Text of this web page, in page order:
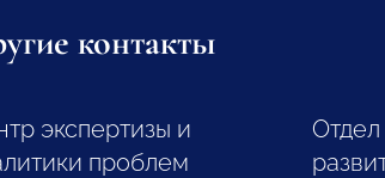
контакты
экспертизы и
проблем
Отдел